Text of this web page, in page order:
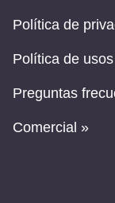
Política de
Política de
Preguntas
Comercial »